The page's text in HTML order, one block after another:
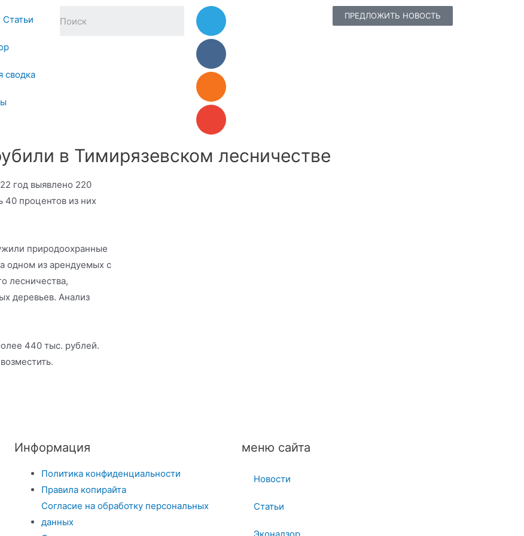
Статьи
сводка
ПРЕДЛОЖИТЬ НОВОСТЬ
в Тимирязевском лесничестве
год выявлено 220
40 процентов из них
природоохранные
одном из арендуемых с
лесничества,
деревьев. Анализ
440 тыс. рублей.
Информация
Политика конфиденциальности
Правила копирайта
Согласие на обработку персональных
данных
меню сайта
Новости
Статьи
Эконадзор